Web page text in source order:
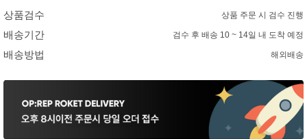
상품검수 상품 주문 시 검수 진행
배송기간 검수 후 배송 10 ~ 14일 내 도착 예정
배송방법 해외배송